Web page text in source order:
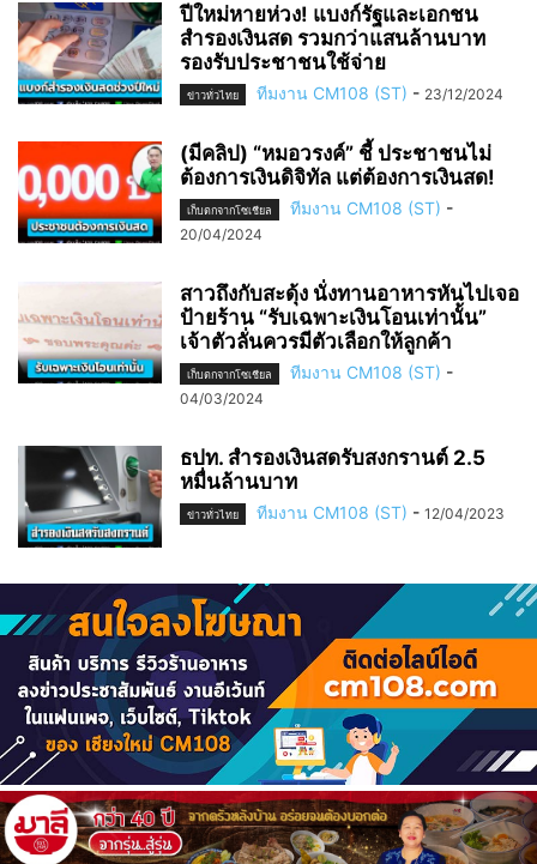
ปีใหม่หายห่วง! แบงก์รัฐและเอกชน
สำรองเงินสด รวมกว่าแสนล้านบาท
รองรับประชาชนใช้จ่าย
ข่าวทั่วไทย ทีมงาน CM108 (ST) - 23/12/2024
(มีคลิป) “หมอวรงค์” ชี้ ประชาชนไม่
ต้องการเงินดิจิทัล แต่ต้องการเงินสด!
เก็บตกจากโซเชียล ทีมงาน CM108 (ST) -
20/04/2024
สาวถึงกับสะดุ้ง นั่งทานอาหารหันไปเจอ
ป้ายร้าน “รับเฉพาะเงินโอนเท่านั้น”
เจ้าตัวลั่นควรมีตัวเลือกให้ลูกค้า
เก็บตกจากโซเชียล ทีมงาน CM108 (ST) -
04/03/2024
ธปท. สำรองเงินสดรับสงกรานต์ 2.5
หมื่นล้านบาท
ข่าวทั่วไทย ทีมงาน CM108 (ST) - 12/04/2023